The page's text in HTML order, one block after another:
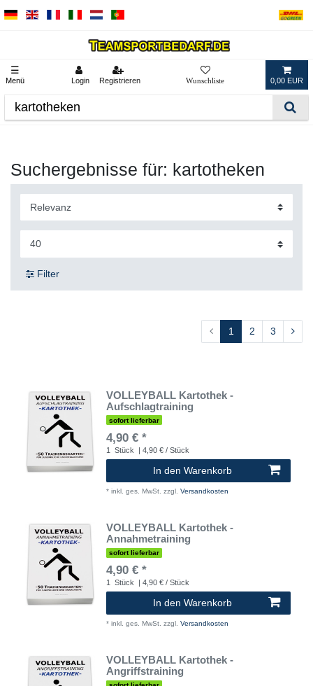
☰
Menü Login Registrieren 0,00 EUR
Suchergebnisse für: kartotheken
Filter
1 2 3
VOLLEYBALL Kartothek -
Aufschlagtraining
sofort lieferbar
4,90 € *
1 Stück | 4,90 € / Stück
In den Warenkorb
* inkl. ges. MwSt. zzgl. Versandkosten
VOLLEYBALL Kartothek -
Annahmetraining
sofort lieferbar
4,90 € *
1 Stück | 4,90 € / Stück
In den Warenkorb
* inkl. ges. MwSt. zzgl. Versandkosten
VOLLEYBALL Kartothek -
Angriffstraining